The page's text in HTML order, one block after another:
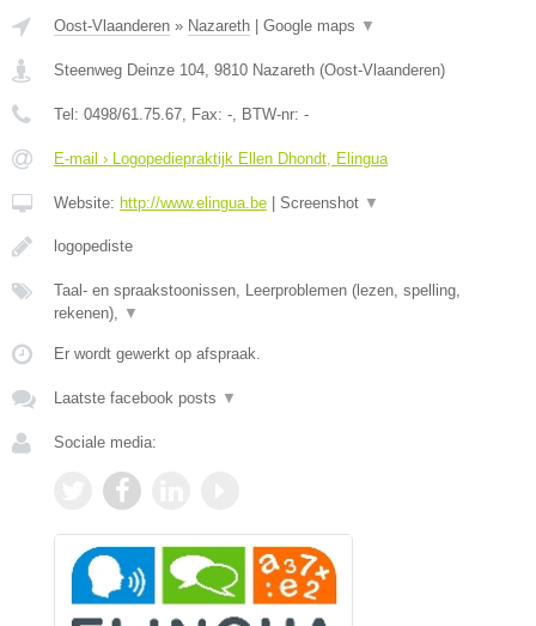
Oost-Vlaanderen » Nazareth Google maps ▼
Steenweg Deinze 104, 9810 Nazareth (Oost-Vlaanderen)
Tel: 0498/61.75.67, Fax: -, BTW-nr: -
E-mail › Logopediepraktijk Ellen Dhondt, Elingua
Website: http://www.elingua.be Screenshot ▼
logopediste
Taal- en spraakstoonissen, Leerproblemen (lezen, spelling,
rekenen), ▼
Er wordt gewerkt op afspraak.
Laatste facebook posts ▼
Sociale media: